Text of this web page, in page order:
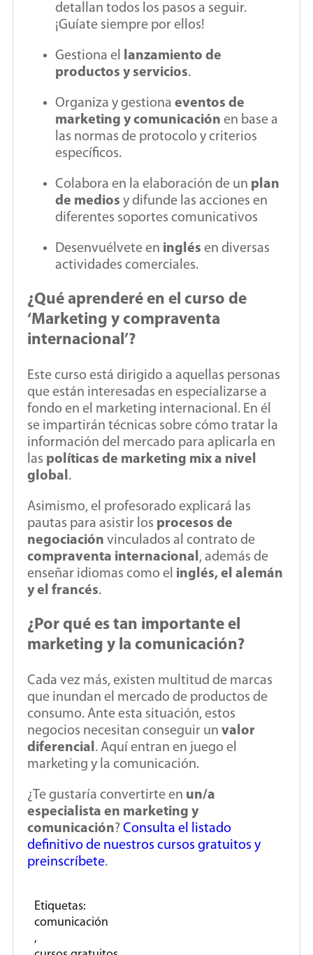
detallan todos los pasos a seguir.
¡Guíate siempre por ellos!
Gestiona el
lanzamiento de
productos y servicios.
Organiza y gestiona eventos de
marketing y comunicación en base a
las normas de protocolo y criterios
específicos.
Colabora en la elaboración de un plan
de medios y difunde las acciones en
diferentes soportes comunicativos
Desenvuélvete en inglés en diversas
actividades comerciales.
¿Qué aprenderé en el curso de
‘Marketing y compraventa
internacional’?
Este curso está dirigido a aquellas personas
que están interesadas en especializarse a
fondo en el marketing internacional. En él
se impartirán técnicas sobre cómo tratar la
información del mercado para aplicarla en
las políticas de marketing mix a nivel
global .
Asimismo, el profesorado explicará las
pautas para asistir los procesos de
negociación vinculados al contrato de
compraventa internacional , además de
enseñar idiomas como el inglés, el alemán
y el francés.
¿Por qué es tan importante el
marketing y la comunicación?
Cada vez más, existen multitud de marcas
que inundan el mercado de productos de
consumo. Ante esta situación, estos
negocios necesitan conseguir un valor
diferencial . Aquí entran en juego el
marketing y la comunicación.
¿Te gustaría convertirte en un/a
especialista en marketing y
comunicación? Consulta el listado
definitivo de nuestros cursos gratuitos y
preinscríbete.
Etiquetas:
comunicación
,